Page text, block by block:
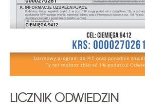
LICZNIK ODWIEDZIN